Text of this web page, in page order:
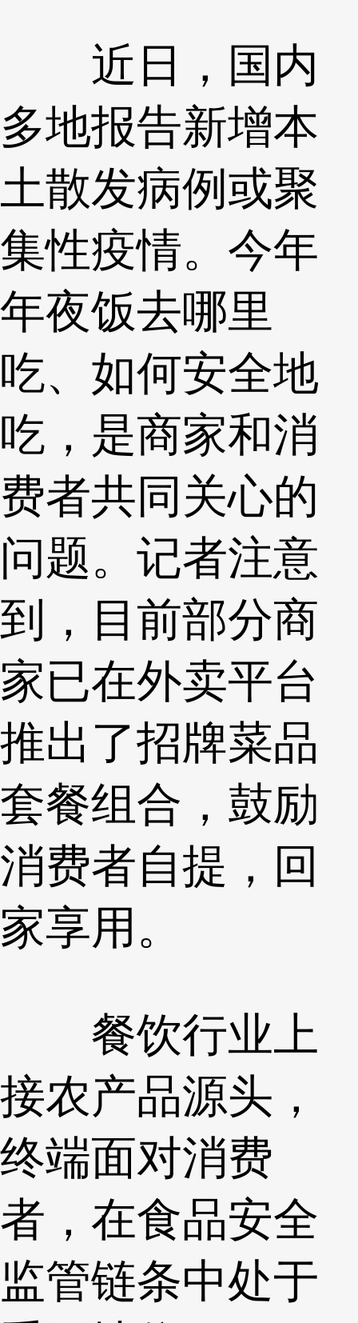
近日，国内
多地报告新增本
土散发病例或聚
集性疫情。今年
年夜饭去哪里
吃、如何安全地
吃，是商家和消
费者共同关心的
问题。记者注意
到，目前部分商
家已在外卖平台
推出了招牌菜品
套餐组合，鼓励
消费者自提，回
家享用。
餐饮行业上
接农产品源头，
终端面对消费
者，在食品安全
监管链条中处于